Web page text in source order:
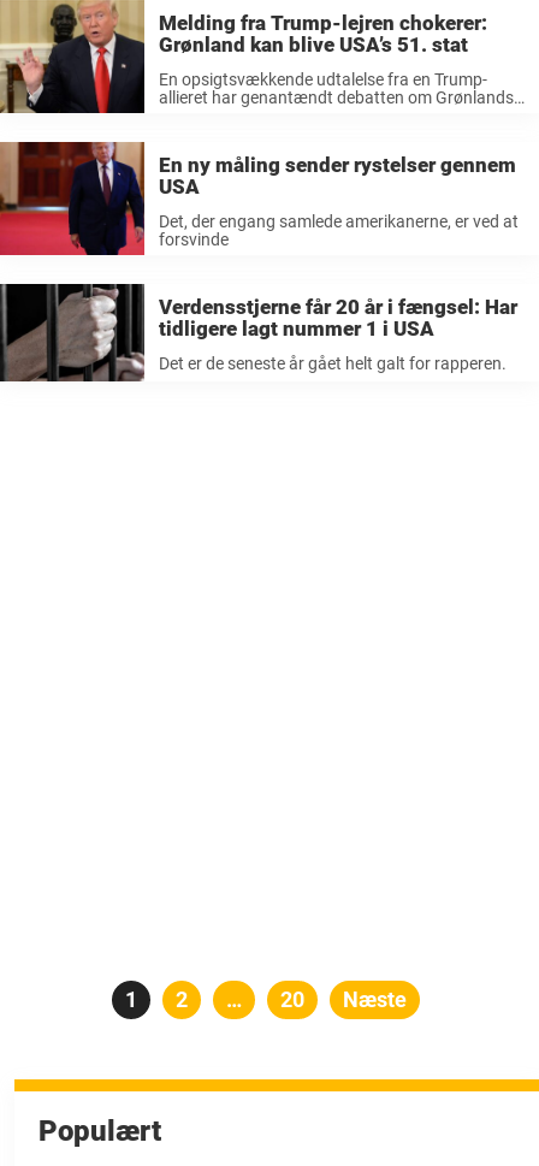
Melding fra Trump-lejren chokerer:
Grønland kan blive USA’s 51. stat
En opsigtsvækkende udtalelse fra en Trump-
allieret har genantændt debatten om Grønlands
En ny måling sender rystelser gennem
USA
Det, der engang samlede amerikanerne, er ved at
forsvinde
Verdensstjerne får 20 år i fængsel: Har
tidligere lagt nummer 1 i USA
Det er de seneste år gået helt galt for rapperen.
Indlægsinddeling
Side
1 Side
2 … Side
20 Næste
Populært